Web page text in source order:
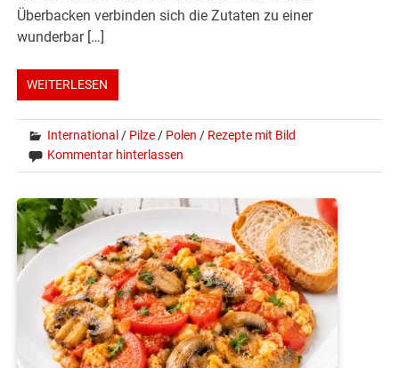
Überbacken verbinden sich die Zutaten zu einer
wunderbar […]
WEITERLESEN
International / Pilze / Polen / Rezepte mit Bild
Kommentar hinterlassen